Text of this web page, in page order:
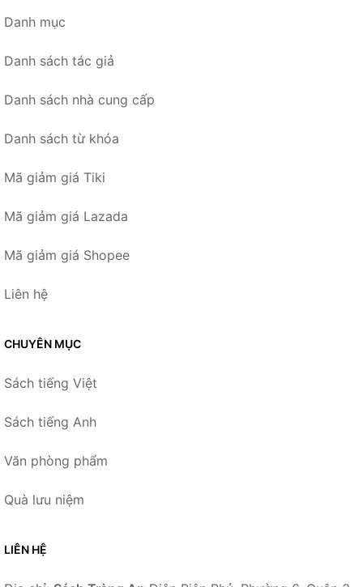
Danh mục
Danh sách tác giả
Danh sách nhà cung cấp
Danh sách từ khóa
Mã giảm giá Tiki
Mã giảm giá Lazada
Mã giảm giá Shopee
Liên hệ
CHUYÊN MỤC
Sách tiếng Việt
Sách tiếng Anh
Văn phòng phẩm
Quà lưu niệm
LIÊN HỆ